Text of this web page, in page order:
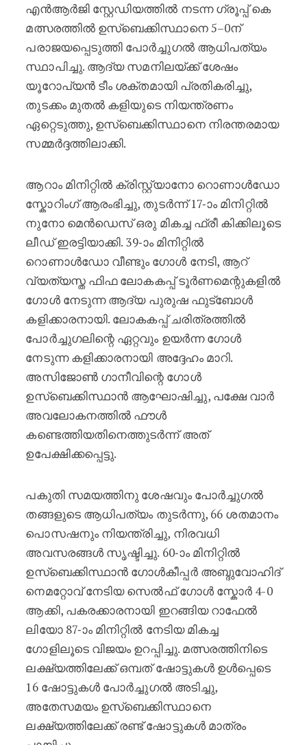
എൻആർജി സ്റ്റേഡിയത്തിൽ നടന്ന ഗ്രൂപ്പ് കെ
മത്സരത്തിൽ ഉസ്ബെക്കിസ്ഥാനെ 5–0ന്
പരാജയപ്പെടുത്തി പോർച്ചുഗൽ ആധിപത്യം
സ്ഥാപിച്ചു. ആദ്യ സമനിലയ്ക്ക് ശേഷം
യൂറോപ്യൻ ടീം ശക്തമായി പ്രതികരിച്ചു,
തുടക്കം മുതൽ കളിയുടെ നിയന്ത്രണം
ഏറ്റെടുത്തു, ഉസ്ബെക്കിസ്ഥാനെ നിരന്തരമായ
സമ്മർദ്ദത്തിലാക്കി.
ആറാം മിനിറ്റിൽ ക്രിസ്റ്റ്യാനോ റൊണാൾഡോ
സ്കോറിംഗ് ആരംഭിച്ചു, തുടർന്ന് 17-ാം മിനിറ്റിൽ
നുനോ മെൻഡെസ് ഒരു മികച്ച ഫ്രീ കിക്കിലൂടെ
ലീഡ് ഇരട്ടിയാക്കി. 39-ാം മിനിറ്റിൽ
റൊണാൾഡോ വീണ്ടും ഗോൾ നേടി, ആറ്
വ്യത്യസ്ത ഫിഫ ലോകകപ്പ് ടൂർണമെന്റുകളിൽ
ഗോൾ നേടുന്ന ആദ്യ പുരുഷ ഫുട്ബോൾ
കളിക്കാരനായി. ലോകകപ്പ് ചരിത്രത്തിൽ
പോർച്ചുഗലിന്റെ ഏറ്റവും ഉയർന്ന ഗോൾ
നേടുന്ന കളിക്കാരനായി അദ്ദേഹം മാറി.
അസിജോൺ ഗാനീവിന്റെ ഗോൾ
ഉസ്ബെക്കിസ്ഥാൻ ആഘോഷിച്ചു, പക്ഷേ വാർ
അവലോകനത്തിൽ ഫൗൾ
കണ്ടെത്തിയതിനെത്തുടർന്ന് അത്
ഉപേക്ഷിക്കപ്പെട്ടു.
പകുതി സമയത്തിനു ശേഷവും പോർച്ചുഗൽ
തങ്ങളുടെ ആധിപത്യം തുടർന്നു, 66 ശതമാനം
പൊസഷനും നിയന്ത്രിച്ചു, നിരവധി
അവസരങ്ങൾ സൃഷ്ടിച്ചു. 60-ാം മിനിറ്റിൽ
ഉസ്ബെക്കിസ്ഥാൻ ഗോൾകീപ്പർ അബ്ദുവോഹിദ്
നെമറ്റോവ് നേടിയ സെൽഫ് ഗോൾ സ്കോർ 4-0
ആക്കി, പകരക്കാരനായി ഇറങ്ങിയ റാഫേൽ
ലിയോ 87-ാം മിനിറ്റിൽ നേടിയ മികച്ച
ഗോളിലൂടെ വിജയം ഉറപ്പിച്ചു. മത്സരത്തിനിടെ
ലക്ഷ്യത്തിലേക്ക് ഒമ്പത് ഷോട്ടുകൾ ഉൾപ്പെടെ
16 ഷോട്ടുകൾ പോർച്ചുഗൽ അടിച്ചു,
അതേസമയം ഉസ്ബെക്കിസ്ഥാനെ
ലക്ഷ്യത്തിലേക്ക് രണ്ട് ഷോട്ടുകൾ മാത്രം